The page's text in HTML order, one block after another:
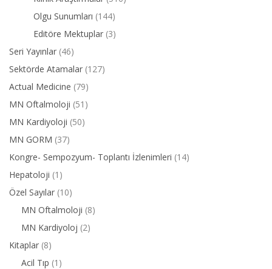
Olgu Sunumları (144)
Editöre Mektuplar (3)
Seri Yayınlar (46)
Sektörde Atamalar (127)
Actual Medicine (79)
MN Oftalmoloji (51)
MN Kardiyoloji (50)
MN GORM (37)
Kongre- Sempozyum- Toplantı İzlenimleri (14)
Hepatoloji (1)
Özel Sayılar (10)
MN Oftalmoloji (8)
MN Kardiyoloj (2)
Kitaplar (8)
Acil Tıp (1)